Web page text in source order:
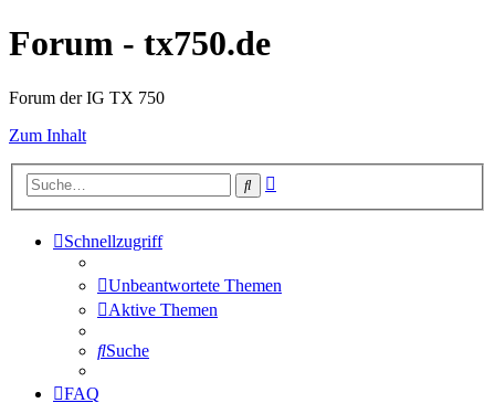
Forum - tx750.de
Forum der IG TX 750
Zum Inhalt
Suche
Schnellzugriff
Unbeantwortete Themen
Aktive Themen
Suche
FAQ